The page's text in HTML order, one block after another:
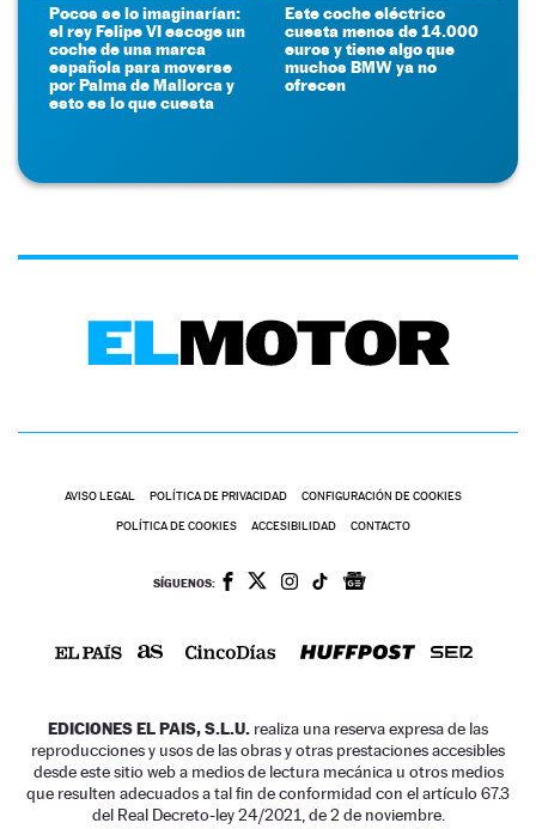
Pocos se lo imaginarían:
el rey Felipe VI escoge un
coche de una marca
española para moverse
por Palma de Mallorca y
esto es lo que cuesta
Este coche eléctrico
cuesta menos de 14.000
euros y tiene algo que
muchos BMW ya no
ofrecen
AVISO LEGAL POLÍTICA DE PRIVACIDAD CONFIGURACIÓN DE COOKIES
POLÍTICA DE COOKIES ACCESIBILIDAD CONTACTO
SÍGUENOS:
EDICIONES EL PAIS, S.L.U. realiza una reserva expresa de las
reproducciones y usos de las obras y otras prestaciones accesibles
desde este sitio web a medios de lectura mecánica u otros medios
que resulten adecuados a tal fin de conformidad con el artículo 67.3
del Real Decreto-ley 24/2021, de 2 de noviembre.